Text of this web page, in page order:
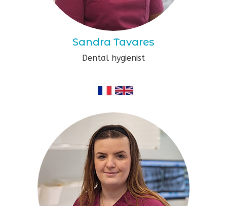
Sandra Tavares
Dental hygienist